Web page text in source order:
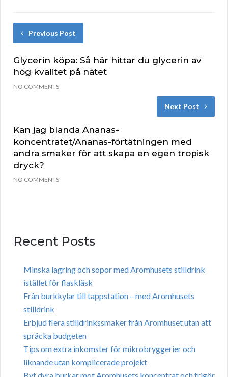
Previous Post
Glycerin köpa: Så här hittar du glycerin av
hög kvalitet på nätet
NO COMMENTS
Next Post
Kan jag blanda Ananas-
koncentratet/Ananas-förtätningen med
andra smaker för att skapa en egen tropisk
dryck?
NO COMMENTS
Recent Posts
Minska lagring och sopor med Aromhusets stilldrink
istället för flaskläsk
Från burkkylar till tappstation – med Aromhusets
stilldrink
Erbjud flera stilldrinkssmaker från Aromhuset utan att
spräcka budgeten
Tips om extra inkomster för mikrobryggerier och
liknande utan komplicerade projekt